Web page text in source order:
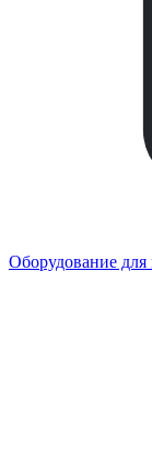
Оборудование